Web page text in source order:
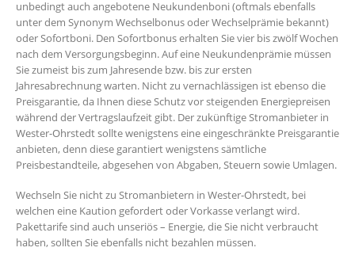
unbedingt auch angebotene Neukundenboni (oftmals ebenfalls
unter dem Synonym Wechselbonus oder Wechselprämie bekannt)
oder Sofortboni. Den Sofortbonus erhalten Sie vier bis zwölf Wochen
nach dem Versorgungsbeginn. Auf eine Neukundenprämie müssen
Sie zumeist bis zum Jahresende bzw. bis zur ersten
Jahresabrechnung warten. Nicht zu vernachlässigen ist ebenso die
Preisgarantie, da Ihnen diese Schutz vor steigenden Energiepreisen
während der Vertragslaufzeit gibt. Der zukünftige Stromanbieter in
Wester-Ohrstedt sollte wenigstens eine eingeschränkte Preisgarantie
anbieten, denn diese garantiert wenigstens sämtliche
Preisbestandteile, abgesehen von Abgaben, Steuern sowie Umlagen.
Wechseln Sie nicht zu Stromanbietern in Wester-Ohrstedt, bei
welchen eine Kaution gefordert oder Vorkasse verlangt wird.
Pakettarife sind auch unseriös – Energie, die Sie nicht verbraucht
haben, sollten Sie ebenfalls nicht bezahlen müssen.